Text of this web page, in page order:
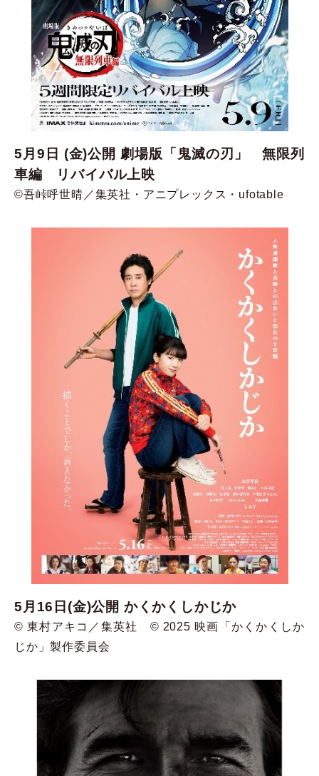
5月9日 (金)公開 劇場版「鬼滅の刃」 無限列
車編 リバイバル上映
©吾峠呼世晴／集英社・アニプレックス・ufotable
5月16日(金)公開 かくかくしかじか
©︎ 東村アキコ／集英社 ©︎ 2025 映画「かくかくしか
じか」製作委員会